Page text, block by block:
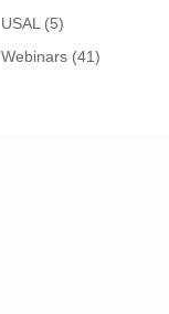
USAL (5)
Webinars (41)